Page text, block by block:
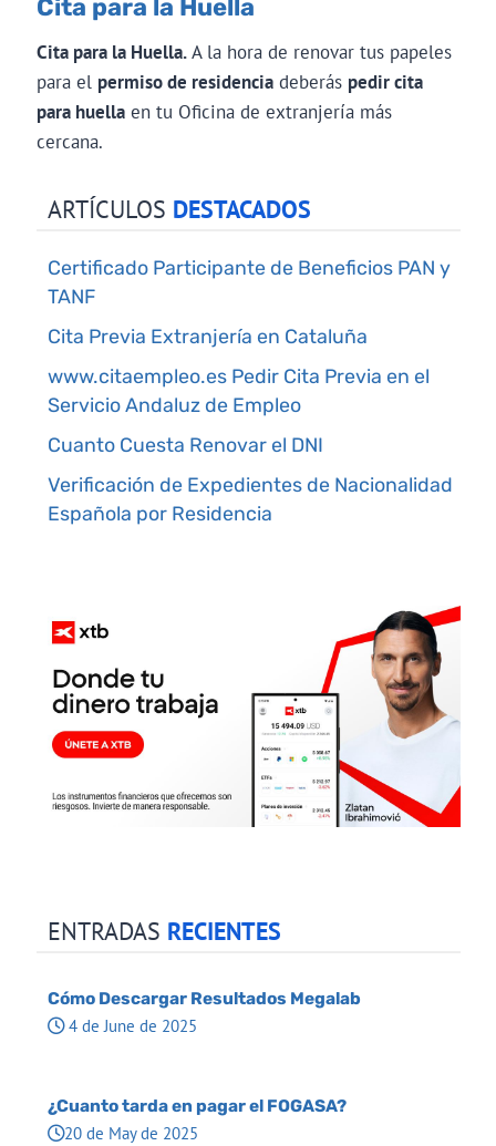
Cita para la Huella
Cita para la Huella.A la hora de renovar tus papeles
para el permiso de residenciadeberás pedir cita
para huellaen tu Oficina de extranjería más
cercana.
ARTÍCULOS DESTACADOS
Certificado Participante de Beneficios PAN y
TANF
Cita Previa Extranjería en Cataluña
www.citaempleo.es Pedir Cita Previa en el
Servicio Andaluz de Empleo
Cuanto Cuesta Renovar el DNI
Verificación de Expedientes de Nacionalidad
Española por Residencia
ENTRADAS RECIENTES
Cómo Descargar Resultados Megalab
4 de June de 2025
¿Cuanto tarda en pagar el FOGASA?
20 de May de 2025